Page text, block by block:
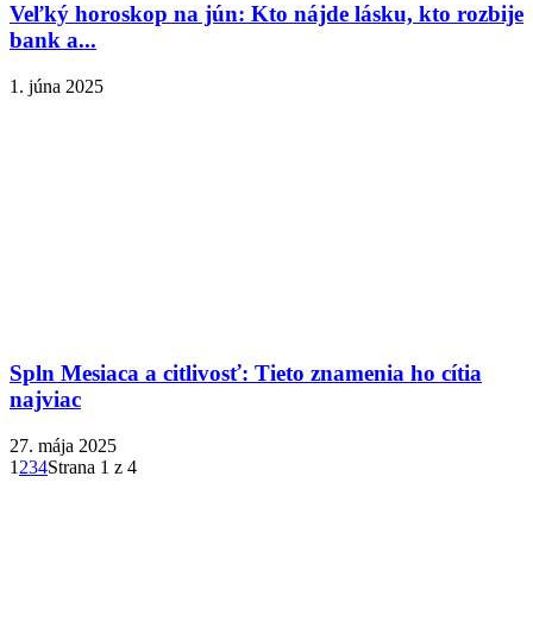
Veľký horoskop na jún: Kto nájde lásku, kto rozbije
bank a...
1. júna 2025
Spln Mesiaca a citlivosť: Tieto znamenia ho cítia
najviac
27. mája 2025
1 234Strana 1 z 4